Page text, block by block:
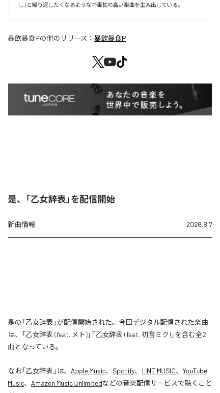
し」と繰り返したくなるような中毒性の高い楽曲を生み出している。
暴飲暴食Pの他のリリース： 暴飲暴食P
是、「乙女辞表」を配信開始
新曲情報 2026.8.7
是の「乙女辞表」が配信開始された。今回デジタル配信された楽曲
は、「乙女辞表 (feat. メト)」「乙女辞表 (feat. 初音ミク)」を含む全2
曲となっている。
なお「乙女辞表 」は、 Apple Music、 Spotify、 LINE MUSIC、 YouTube
Music、 Amazon Music Unlimitedなどの音楽配信サービスで聴くこと